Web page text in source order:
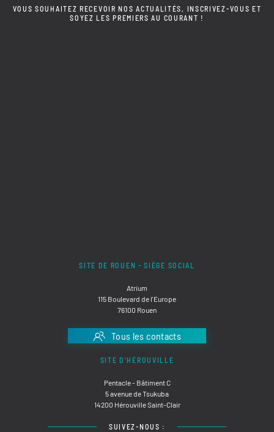
VOUS SOUHAITEZ RECEVOIR NOS ACTUALITÉS, INSCRIVEZ-VOUS ET
SOYEZ LES PREMIERS AU COURANT !
SITE DE ROUEN - SIÈGE SOCIAL
Atrium
115 Boulevard de l'Europe
76100 Rouen
Tous les contacts
SITE D'HÉROUVILLE
Pentacle - Bâtiment C
5 avenue de Tsukuba
14200 Hérouville Saint-Clair
SUIVEZ-NOUS :